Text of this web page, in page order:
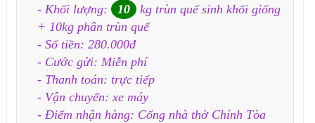
- Khối lượng: 10
kg trùn quế sinh khối giống
+ 10kg phân trùn quế
- Số tiền: 280.000đ
- Cước gửi: Miễn phí
- Thanh toán: trực tiếp
- Vận chuyển: xe máy
- Điểm nhận hàng: Cổng nhà thờ Chính Tòa